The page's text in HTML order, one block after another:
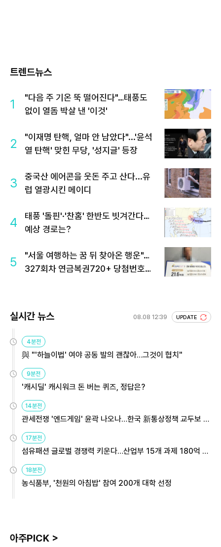
트렌드뉴스
1
"다음 주 기온 뚝 떨어진다"…태풍도
없이 열돔 박살 낸 '이것'
2
"이재명 탄핵, 얼마 안 남았다"...'윤석
열 탄핵' 맞힌 무당, '성지글' 등장
3
중국산 에어콘을 웃돈 주고 산다...유
럽 열광시킨 메이디
4
태풍 '돌핀'·'찬홈' 한반도 빗겨간다…
예상 경로는?
5
"서울 여행하는 꿈 뒤 찾아온 행운"…
327회차 연금복권720+ 당첨번호조
실시간 뉴스 08.08 12:39 UPDATE
4분전
與 "'하늘이법' 여야 공동 발의 괜찮아…그것이 협치"
9분전
'캐시딜' 캐시워크 돈 버는 퀴즈, 정답은?
14분전
관세전쟁 '엔드게임' 윤곽 나오나…한국 新통상정책 교두보 활
용해야
17분전
섬유패션 글로벌 경쟁력 키운다…산업부 15개 과제 180억 지
원
18분전
농식품부, '천원의 아침밥' 참여 200개 대학 선정
아주PICK >